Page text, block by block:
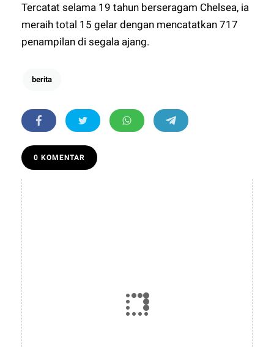
Tercatat selama 19 tahun berseragam Chelsea, ia
meraih total 15 gelar dengan mencatatkan 717
penampilan di segala ajang.
berita
0 KOMENTAR